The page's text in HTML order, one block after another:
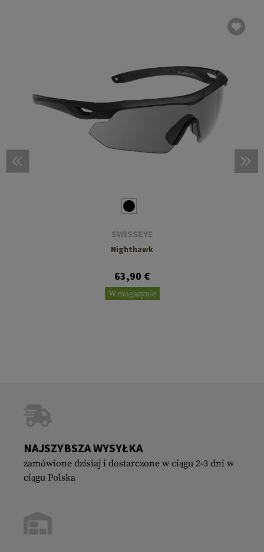
SWISSEYE
Nighthawk
63,90 €
W magazynie
NAJSZYBSZA WYSYŁKA
zamówione dzisiaj i dostarczone w ciągu 2-3 dni w
ciągu Polska